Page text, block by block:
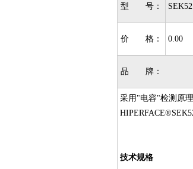
型 号： SEK52
价 格： 0.00
品 牌：
采用"电容"检测原
技术规格